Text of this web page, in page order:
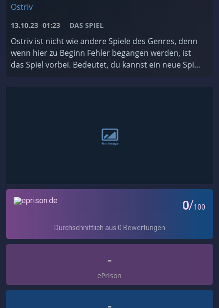
Ostriv
13.10.23 01:23 DAS SPIEL
Ostriv ist nicht wie andere Spiele des Genres, denn
wenn hier zu Beginn Fehler begangen werden, ist
das Spiel vorbei. Bedeutet, du kannst ein neue Spiel
-
ePrison